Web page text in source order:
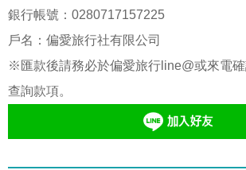
銀行帳號： 0280717157225
戶名：偏愛旅行社有限公司
※匯款後請務必於偏愛旅行line@或來電
查詢款項。